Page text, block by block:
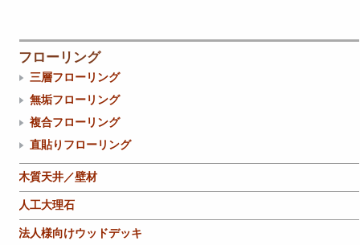
フローリング
三層フローリング
無垢フローリング
複合フローリング
直貼りフローリング
木質天井／壁材
人工大理石
法人様向けウッドデッキ